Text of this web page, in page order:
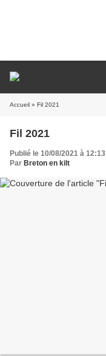
Accueil » Fil 2021
Fil 2021
Publié le 10/08/2021 à 12:13
Par Breton en kilt